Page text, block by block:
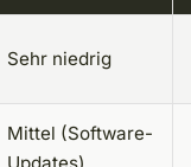
Sehr niedrig
Mittel (Software-
Updates)